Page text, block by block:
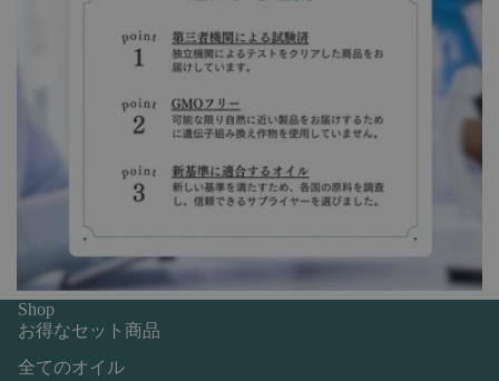
Shop
お得なセット商品
全てのオイル